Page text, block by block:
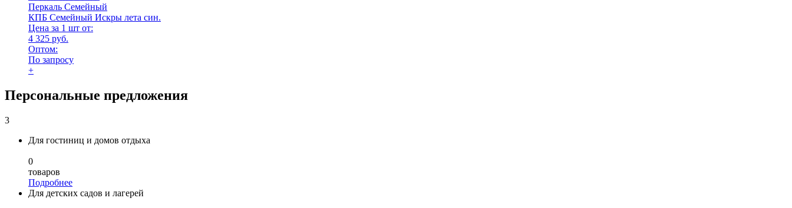
Перкаль Семейный
КПБ Семейный Искры лета син.
Цена за 1 шт от:
4 325 руб.
Оптом:
По запросу
+
Персональные предложения
3
Для гостиниц и домов отдыха
0
товаров
Подробнее
Для детских садов и лагерей